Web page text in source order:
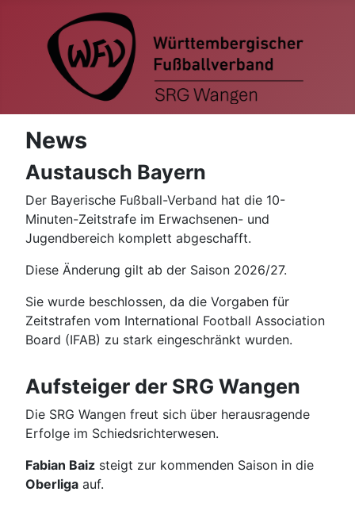
News
Austausch Bayern
Der Bayerische Fußball-Verband hat die 10-
Minuten-Zeitstrafe im Erwachsenen- und
Jugendbereich komplett abgeschafft.
Diese Änderung gilt ab der Saison 2026/27.
Sie wurde beschlossen, da die Vorgaben für
Zeitstrafen vom International Football Association
Board (IFAB) zu stark eingeschränkt wurden.
Aufsteiger der SRG Wangen
Die SRG Wangen freut sich über herausragende
Erfolge im Schiedsrichterwesen.
Fabian Baiz steigt zur kommenden Saison in die
Oberliga auf.